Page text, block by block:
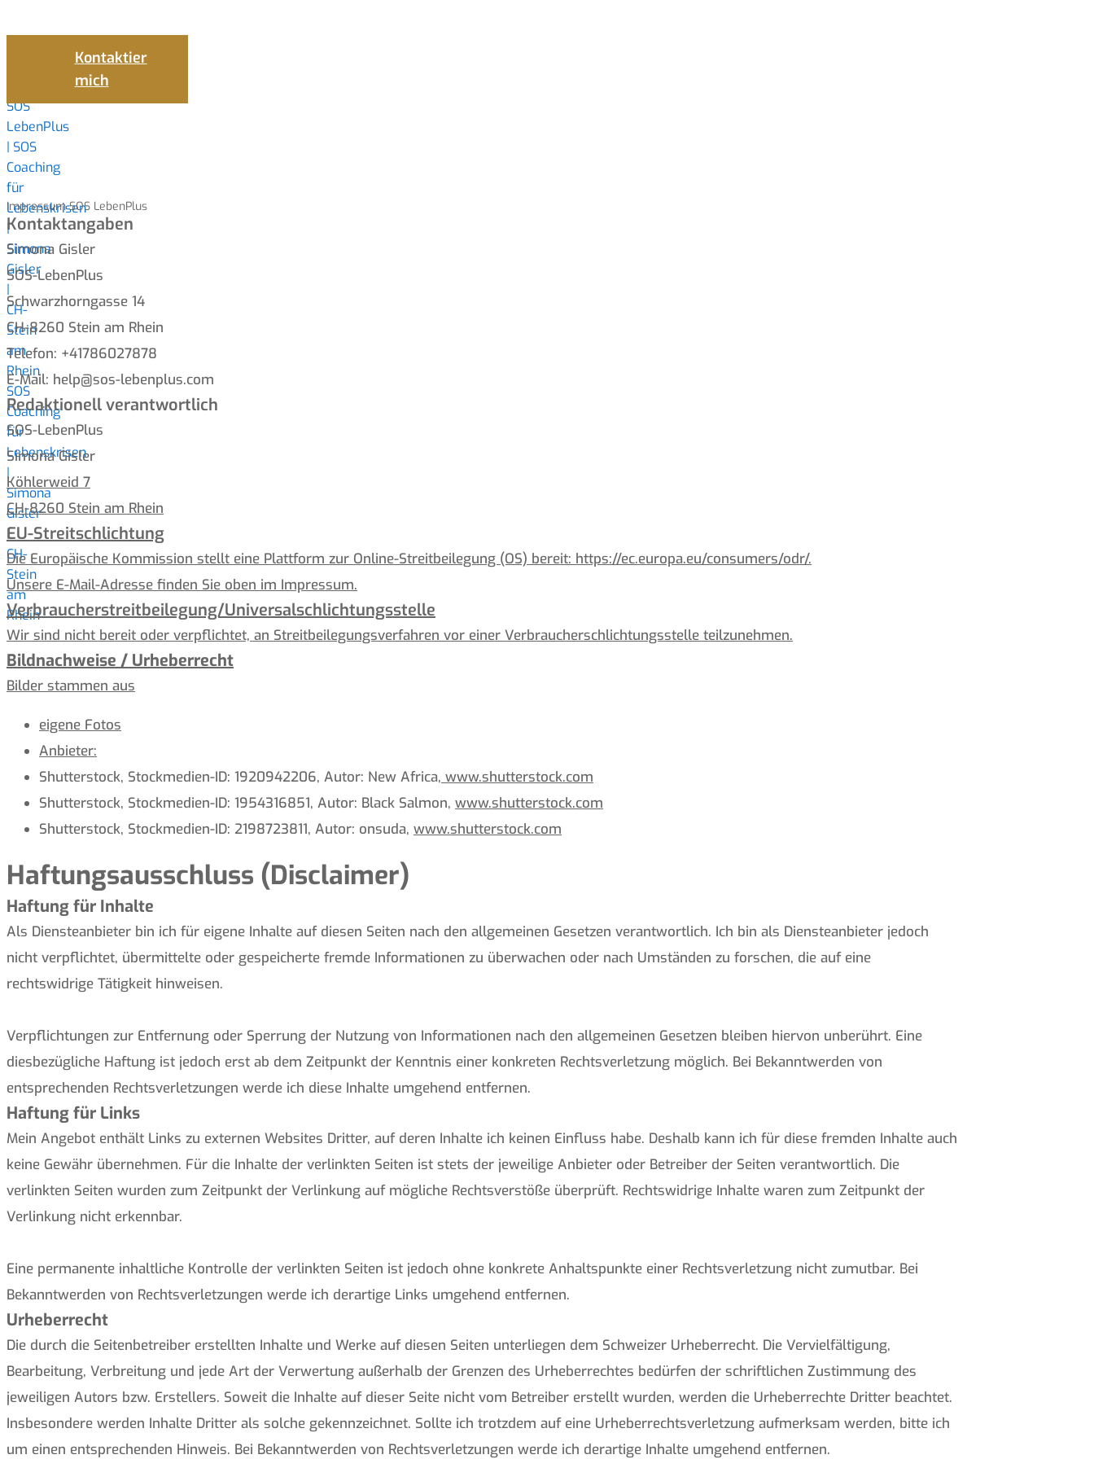
Kontaktier
mich
Impressum SOS LebenPlus
Kontaktangaben
Simona Gisler
SOS-LebenPlus
Schwarzhorngasse 14
CH-8260 Stein am Rhein
Telefon: +41786027878
E-Mail: help@sos-lebenplus.com
Redaktionell verantwortlich
SOS-LebenPlus
Simona Gisler
Köhlerweid 7
CH-8260 Stein am Rhein
EU-Streitschlichtung
Die Europäische Kommission stellt eine Plattform zur Online-Streitbeilegung (OS) bereit: https://ec.europa.eu/consumers/odr/.
Unsere E-Mail-Adresse finden Sie oben im Impressum.
Verbraucher­streit­beilegung/Universal­schlichtungs­stelle
Wir sind nicht bereit oder verpflichtet, an Streitbeilegungsverfahren vor einer Verbraucherschlichtungsstelle teilzunehmen.
Bildnachweise / Urheberrecht
Bilder stammen aus
eigene Fotos
Anbieter:
Shutterstock, Stockmedien-ID: 1920942206, Autor: New Africa, www.shutterstock.com
Shutterstock, Stockmedien-ID: 1954316851, Autor: Black Salmon, www.shutterstock.com
Shutterstock, Stockmedien-ID: 2198723811, Autor: onsuda, www.shutterstock.com
Haftungsausschluss (Disclaimer)
Haftung für Inhalte
Als Diensteanbieter bin ich für eigene Inhalte auf diesen Seiten nach den allgemeinen Gesetzen verantwortlich. Ich bin als Diensteanbieter jedoch
nicht verpflichtet, übermittelte oder gespeicherte fremde Informationen zu überwachen oder nach Umständen zu forschen, die auf eine
rechtswidrige Tätigkeit hinweisen.
Verpflichtungen zur Entfernung oder Sperrung der Nutzung von Informationen nach den allgemeinen Gesetzen bleiben hiervon unberührt. Eine
diesbezügliche Haftung ist jedoch erst ab dem Zeitpunkt der Kenntnis einer konkreten Rechtsverletzung möglich. Bei Bekanntwerden von
entsprechenden Rechtsverletzungen werde ich diese Inhalte umgehend entfernen.
Haftung für Links
Mein Angebot enthält Links zu externen Websites Dritter, auf deren Inhalte ich keinen Einfluss habe. Deshalb kann ich für diese fremden Inhalte auch
keine Gewähr übernehmen. Für die Inhalte der verlinkten Seiten ist stets der jeweilige Anbieter oder Betreiber der Seiten verantwortlich. Die
verlinkten Seiten wurden zum Zeitpunkt der Verlinkung auf mögliche Rechtsverstöße überprüft. Rechtswidrige Inhalte waren zum Zeitpunkt der
Verlinkung nicht erkennbar.
Eine permanente inhaltliche Kontrolle der verlinkten Seiten ist jedoch ohne konkrete Anhaltspunkte einer Rechtsverletzung nicht zumutbar. Bei
Bekanntwerden von Rechtsverletzungen werde ich derartige Links umgehend entfernen.
Urheberrecht
Die durch die Seitenbetreiber erstellten Inhalte und Werke auf diesen Seiten unterliegen dem Schweizer Urheberrecht. Die Vervielfältigung,
Bearbeitung, Verbreitung und jede Art der Verwertung außerhalb der Grenzen des Urheberrechtes bedürfen der schriftlichen Zustimmung des
jeweiligen Autors bzw. Erstellers. Soweit die Inhalte auf dieser Seite nicht vom Betreiber erstellt wurden, werden die Urheberrechte Dritter beachtet.
Insbesondere werden Inhalte Dritter als solche gekennzeichnet. Sollte ich trotzdem auf eine Urheberrechtsverletzung aufmerksam werden, bitte ich
um einen entsprechenden Hinweis. Bei Bekanntwerden von Rechtsverletzungen werde ich derartige Inhalte umgehend entfernen.